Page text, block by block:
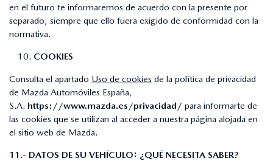
en el futuro te informaremos de acuerdo con la presente por
separado, siempre que ello fuera exigido de conformidad con la
normativa.
COOKIES
Consulta el apartado Uso de cookies de la política de privacidad
de Mazda Automóviles España,
S.A. https://www.mazda.es/privacidad/ para informarte de
las cookies que se utilizan al acceder a nuestra página alojada en
el sitio web de Mazda.
11.- DATOS DE SU VEHÍCULO: ¿QUÉ NECESITA SABER?